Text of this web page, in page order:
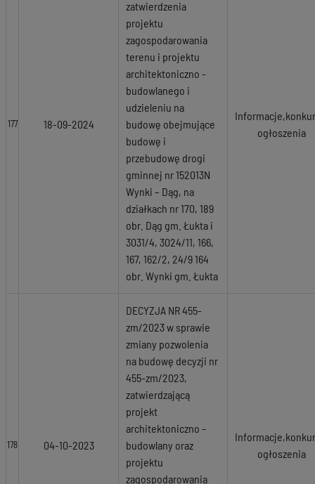
177 18-09-2024
zatwierdzenia
projektu
zagospodarowania
terenu i projektu
architektoniczno -
budowlanego i
udzieleniu na
budowę obejmujące
budowę i
przebudowę drogi
gminnej nr 152013N
Wynki – Dąg, na
działkach nr 170, 189
obr. Dąg gm. Łukta i
3031/4, 3024/11, 166,
167, 162/2, 24/9 164
obr. Wynki gm. Łukta
ogłoszenia
178 04-10-2023
DECYZJA NR 455-
zm/2023 w sprawie
zmiany pozwolenia
na budowę decyzji nr
455-zm/2023,
zatwierdzającą
projekt
architektoniczno –
budowlany oraz
projektu
zagospodarowania
ogłoszenia